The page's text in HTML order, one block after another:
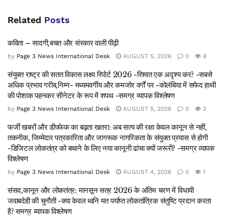
Related Posts
कविता – सादगी,बचत और संस्कार वाली पीढ़ी
by Page 3 News International Desk AUGUST 5, 2026 0 8
संयुक्त राष्ट्र की सतत विकास लक्ष्य रिपोर्ट 2026 -रिश्वत एक अदृश्य कर? -सबसे
अधिक प्रभाव गरीब,निम्न- मध्यमवर्गीय और कमजोर वर्गों पर -कोलंबिया में सफेद हाथी
की पोशाक पहनकर सीनेटर के रूप में शपथ -समग्र व्यापक विश्लेषण
by Page 3 News International Desk AUGUST 5, 2026 0 2
फर्जी खबरों और डीपफेक का बढ़ता खतरा: अब सत्य की रक्षा केवल कानून से नहीं,
तकनीक, जिम्मेदार पत्रकारिता और जागरूक नागरिकता के संयुक्त प्रयास से होगी
-डिजिटल लोकतंत्र को बचाने के लिए नया कानूनी ढांचा क्यों जरूरी? -समग्र व्यापक
विश्लेषण
by Page 3 News International Desk AUGUST 4, 2026 0 1
संसद,कानून और लोकतंत्र: मानसून सत्र 2026 के अंतिम चरण में विधायी
जवाबदेही की चुनौती -क्या केवल ध्वनि मत पर्याप्त लोकतांत्रिक संतुष्टि प्रदान करता
है? समग्र व्यापक विश्लेषण